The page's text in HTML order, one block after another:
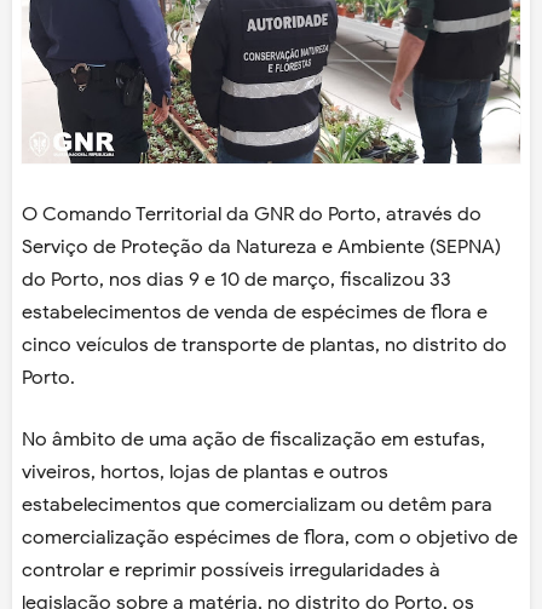
O Comando Territorial da GNR do Porto, através do
Serviço de Proteção da Natureza e Ambiente (SEPNA)
do Porto, nos dias 9 e 10 de março, fiscalizou 33
estabelecimentos de venda de espécimes de flora e
cinco veículos de transporte de plantas, no distrito do
Porto.
No âmbito de uma ação de fiscalização em estufas,
viveiros, hortos, lojas de plantas e outros
estabelecimentos que comercializam ou detêm para
comercialização espécimes de flora, com o objetivo de
controlar e reprimir possíveis irregularidades à
legislação sobre a matéria, no distrito do Porto, os